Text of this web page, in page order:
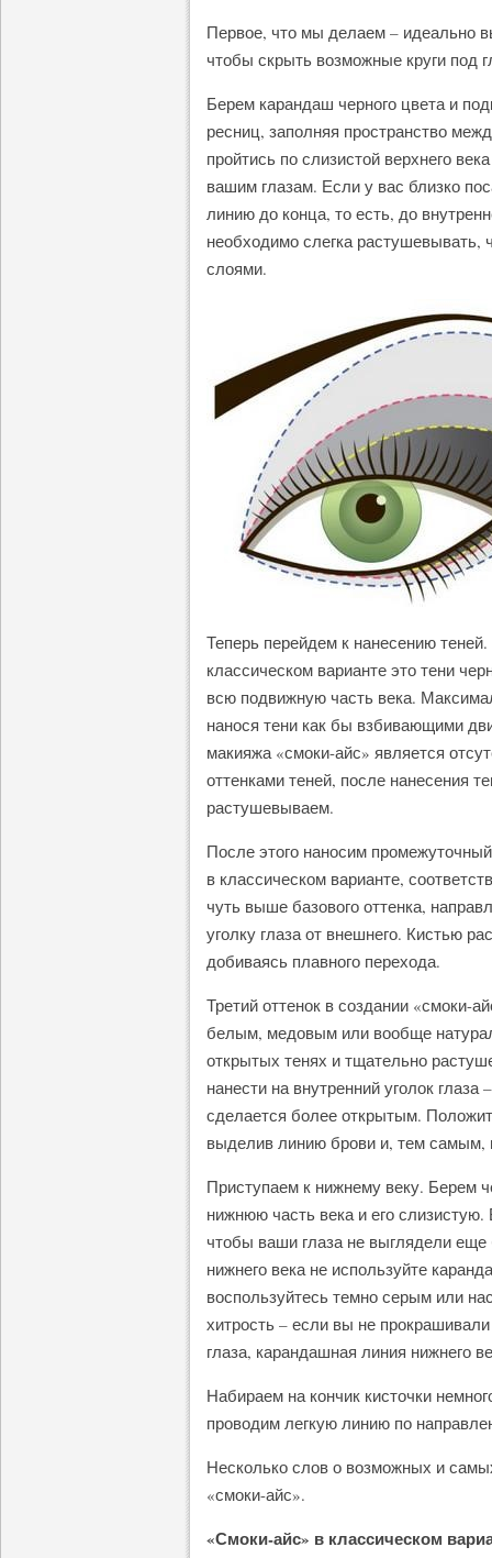
Первое, что мы делаем – идеально
чтобы скрыть возможные круги под
Берем карандаш черного цвета и
ресниц, заполняя пространство
пройтись по слизистой верхнего
вашим глазам. Если у вас близко
линию до конца, то есть, до
необходимо слегка
слоями.
Теперь перейдем к нанесению
классическом варианте это тени
всю подвижную часть века.
нанося тени как бы взбивающими
макияжа «смоки-айс» является
оттенками теней, после нанесения
растушевываем.
После этого наносим
в классическом варианте,
чуть выше базового оттенка,
уголку глаза от внешнего. Кистью
добиваясь плавного перехода.
Третий оттенок в создании
белым, медовым или вообще
открытых тенях и тщательно
нанести на внутренний уголок
сделается более открытым.
выделив линию брови и, тем самым,
Приступаем к нижнему веку. Берем
нижнюю часть века и его
чтобы ваши глаза не выглядели
нижнего века не используйте
воспользуйтесь темно серым или
хитрость – если вы не
глаза, карандашная линия нижнего
Набираем на кончик кисточки
проводим легкую линию по
Несколько слов о возможных и
«смоки-айс».
«Смоки-айс» в классическом